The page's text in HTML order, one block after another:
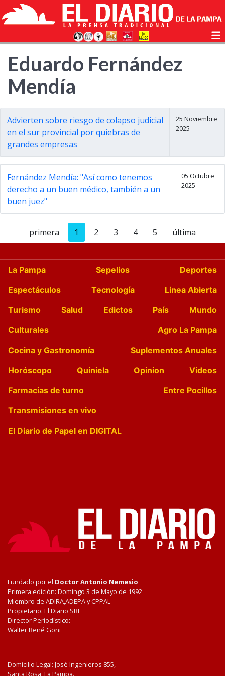
Eduardo Fernández
Mendía
Advierten sobre riesgo de colapso judicial
en el sur provincial por quiebras de
grandes empresas
25 Noviembre
2025
Fernández Mendía: "Así como tenemos
derecho a un buen médico, también a un
buen juez"
05 Octubre
2025
primera 1 2 3 4 5 última
La Pampa Sepelios
Deportes
Espectáculos
Tecnología
Linea Abierta
Turismo
Salud Edictos País
Mundo
Culturales
Agro La Pampa
Cocina y Gastronomía
Suplementos Anuales
Horóscopo
Quiniela Opinion
Videos
Farmacias de turno
Entre Pocillos
Transmisiones en vivo
El Diario de Papel en DIGITAL
Fundado por el Doctor Antonio Nemesio
Primera edición: Domingo 3 de Mayo de 1992
Miembro de ADIRA,ADEPA y CPPAL
Propietario: El Diario SRL
Director Periodístico:
Walter René Goñi
Domicilio Legal: José Ingenieros 855,
Santa Rosa, La Pampa.